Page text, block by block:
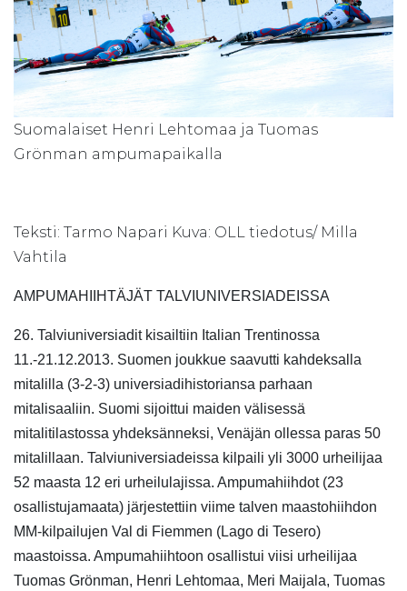
Suomalaiset Henri Lehtomaa ja Tuomas
Grönman ampumapaikalla
Teksti: Tarmo Napari Kuva: OLL tiedotus/ Milla
Vahtila
AMPUMAHIIHTÄJÄT TALVIUNIVERSIADEISSA
26. Talviuniversiadit kisailtiin Italian Trentinossa
11.-21.12.2013. Suomen joukkue saavutti kahdeksalla
mitalilla (3-2-3) universiadihistoriansa parhaan
mitalisaaliin. Suomi sijoittui maiden välisessä
mitalitilastossa yhdeksänneksi, Venäjän ollessa paras 50
mitalillaan. Talviuniversiadeissa kilpaili yli 3000 urheilijaa
52 maasta 12 eri urheilulajissa. Ampumahiihdot (23
osallistujamaata) järjestettiin viime talven maastohiihdon
MM-kilpailujen Val di Fiemmen (Lago di Tesero)
maastoissa. Ampumahiihtoon osallistui viisi urheilijaa
Tuomas Grönman, Henri Lehtomaa, Meri Maijala, Tuomas